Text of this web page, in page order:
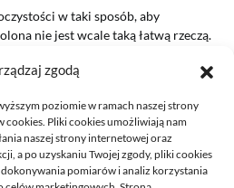
zgodą
poziomie w ramach naszej strony
Pliki cookies umożliwiają nam
naszej strony internetowej oraz
a po uzyskaniu Twojej zgody, pliki cookies
pomiarów i analiz korzystania
w taki sposób, aby
nie jest wcale taką łatwą rzeczą.